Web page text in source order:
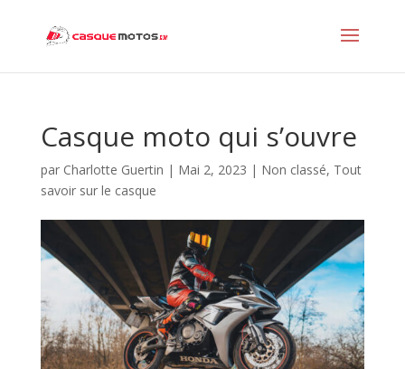
Casque moto qui s’ouvre
par Charlotte Guertin | Mai 2, 2023 | Non classé, Tout
savoir sur le casque